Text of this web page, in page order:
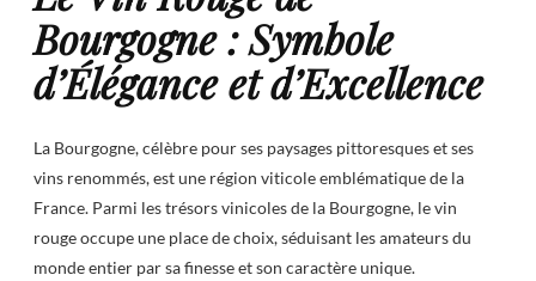
Bourgogne : Symbole
d’Élégance et d’Excellence
La Bourgogne, célèbre pour ses paysages pittoresques et ses
vins renommés, est une région viticole emblématique de la
France. Parmi les trésors vinicoles de la Bourgogne, le vin
rouge occupe une place de choix, séduisant les amateurs du
monde entier par sa finesse et son caractère unique.